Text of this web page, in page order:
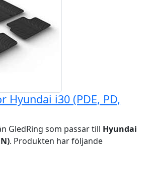
Hyundai i30 (PDE, PD,
GledRing som passar till Hyundai
. Produkten har följande